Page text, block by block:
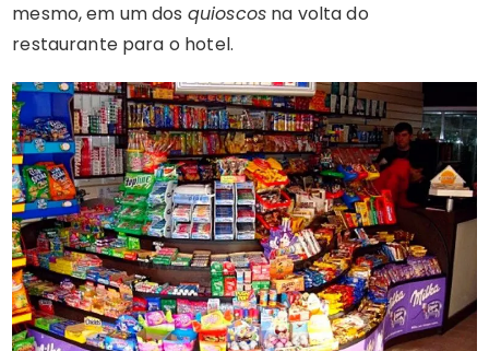
mesmo, em um dos quioscosna volta do
restaurante para o hotel.